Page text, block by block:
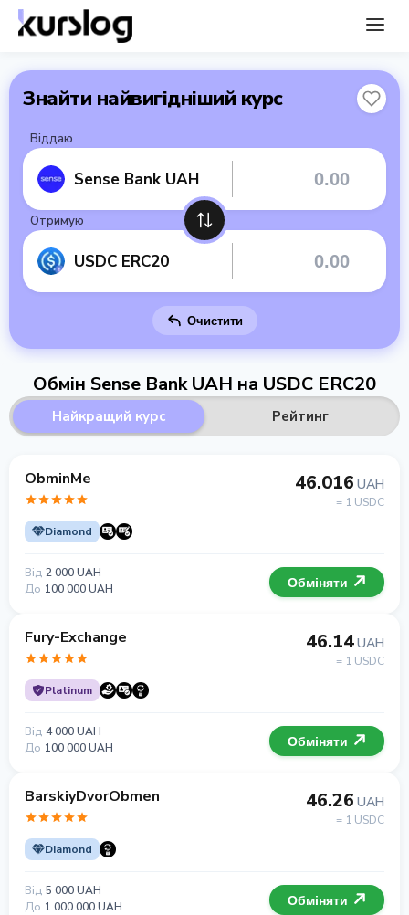
Знайти найвигідніший курс
Віддаю
Sense Bank UAH
Отримую
USDC ERC20
Очистити
Обмін Sense Bank UAH на USDC ERC20
Найкращий курс Рейтинг
ObminMe
Diamond
46.016 UAH
= 1 USDC
Від 2 000 UAH
До 100 000 UAH Обміняти
Fury-Exchange
Platinum
46.14UAH
= 1 USDC
Від 4 000 UAH
До 100 000 UAH Обміняти
BarskiyDvorObmen
Diamond
46.26 UAH
= 1 USDC
Від 5 000 UAH
До 1 000 000 UAH Обміняти